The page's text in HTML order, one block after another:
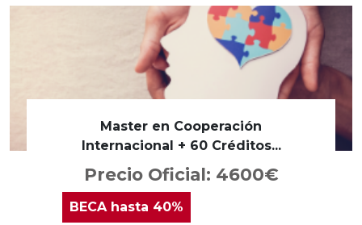
Master en Cooperación
Internacional + 60 Créditos...
Precio Oficial: 4600€
BECAhasta 40%